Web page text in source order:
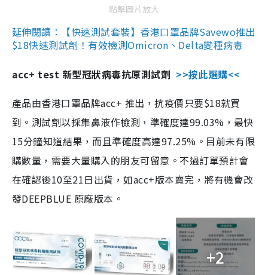
點擊圖片放大
延伸閱讀：【快速測試套裝】香港口罩品牌Savewo推出
$18快速測試劑！有效檢測Omicron、Delta變種病毒
acc+ test 新型冠狀病毒抗原測試劑 >>按此選購<<
產品由香港口罩品牌acc+ 推出，抗疫價只要$18就買
到。測試劑以採集鼻液作檢測，準確度達99.03%，最快
15分鐘知道結果，而且準確度高達97.25%。目前未有限
購數量，需要大量購入的朋友可留意。不過訂單預計會
在確認後10至21日出貨，如acc+版本賣完，將有機會改
發DEEPBLUE 原廠版本。
+2